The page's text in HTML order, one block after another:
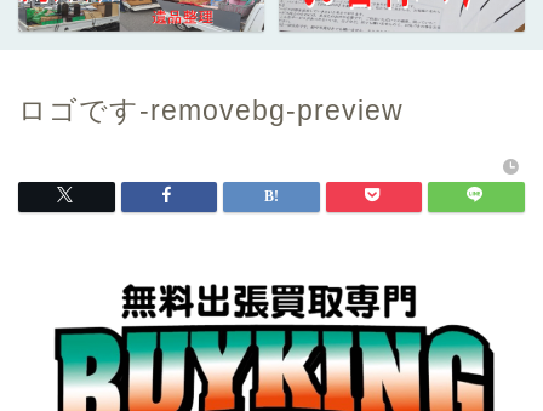
ロゴです-removebg-preview